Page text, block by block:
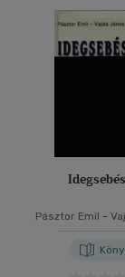
Pásztor Emil -